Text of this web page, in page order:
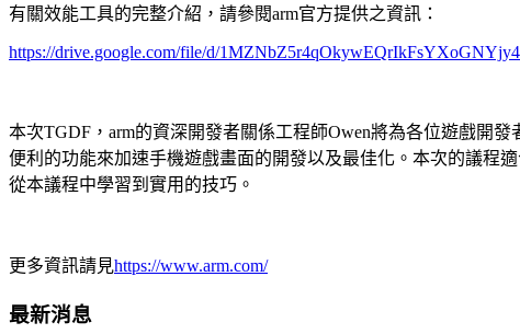
有關效能工具的完整介紹，請參閱arm官方提供之資訊：
https://drive.google.com/file/d/
本次TGDF，arm的資深開發者關係⼯程師Owen將為各位遊戲開
便利的功能來加速⼿機遊戲畫⾯的開發以及最佳化。本次的議程
從本議程中學習到實⽤的技巧。
更多資訊請見https://www.arm.com/
最新消息